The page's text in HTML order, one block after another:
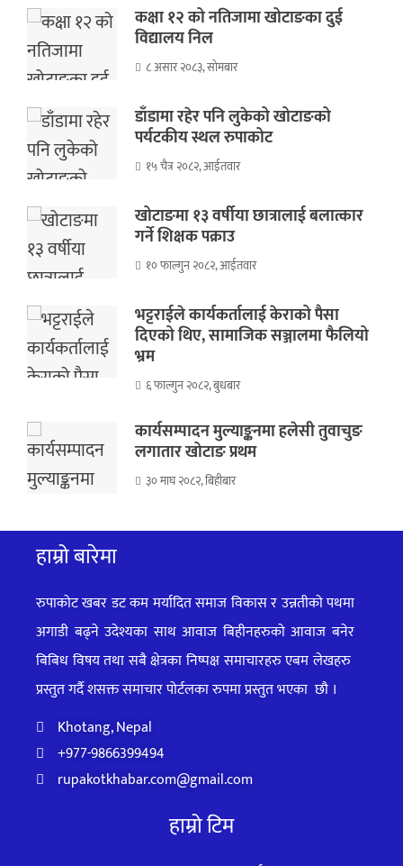
कक्षा १२ को नतिजामा खोटाङका दुई
विद्यालय निल
८ असार २०८३, सोमबार
डाँडामा रहेर पनि लुकेको खोटाङको
पर्यटकीय स्थल रुपाकोट
१५ चैत्र २०८२, आईतवार
खोटाङमा १३ वर्षीया छात्रालाई बलात्कार
गर्ने शिक्षक पक्राउ
१० फाल्गुन २०८२, आईतवार
भट्टराईले कार्यकर्तालाई केराको पैसा
दिएको थिए, सामाजिक सञ्जालमा फैलियो
भ्रम
६ फाल्गुन २०८२, बुधबार
कार्यसम्पादन मुल्याङ्कनमा हलेसी तुवाचुङ
लगातार खोटाङ प्रथम
३० माघ २०८२, बिहीबार
हाम्रो बारेमा
रुपाकोट खबर डट कम मर्यादित समाज विकास र उन्नतीको पथमा
अगाडी बढ्ने उदेश्यका साथ आवाज बिहीनहरुको आवाज बनेर
बिबिध विषय तथा सबै क्षेत्रका निष्पक्ष समाचारहरु एबम लेखहरु
प्रस्तुत गर्दै शसक्त समाचार पोर्टलका रुपमा प्रस्तुतभएका छौ ।
Khotang, Nepal
+977-9866399494
rupakotkhabar.com@gmail.com
हाम्रो टिम